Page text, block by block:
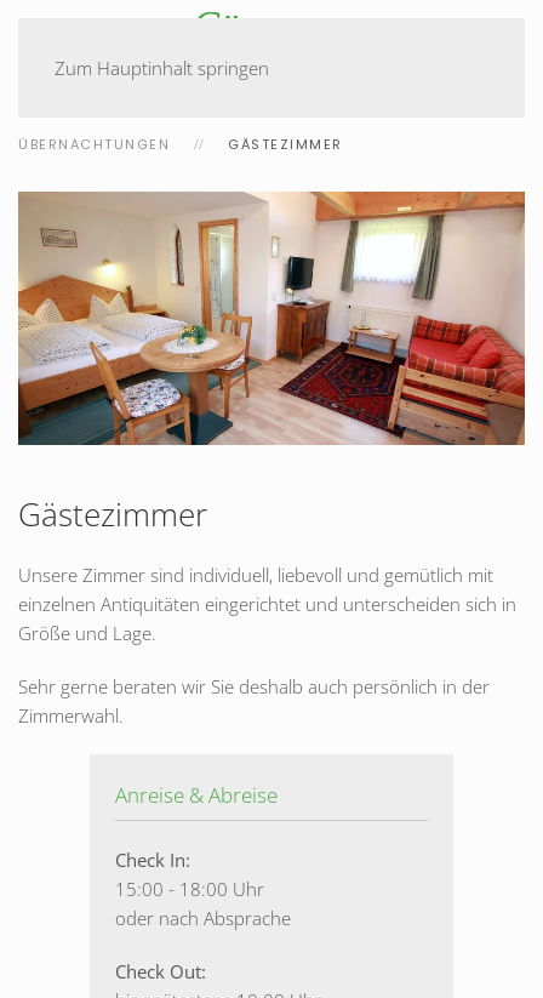
Zum Hauptinhalt springen
ÜBERNACHTUNGEN GÄSTEZIMMER
Gästezimmer
Unsere Zimmer sind individuell, liebevoll und gemütlich mit
einzelnen Antiquitäten eingerichtet und unterscheiden sich in
Größe und Lage.
Sehr gerne beraten wir Sie deshalb auch persönlich in der
Zimmerwahl.
Anreise & Abreise
Check In:
15:00 - 18:00 Uhr
oder nach Absprache
Check Out: